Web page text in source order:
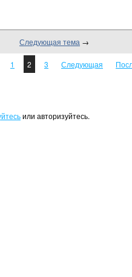
Следующая тема →
1 2 3 Следующая
или авторизуйтесь.